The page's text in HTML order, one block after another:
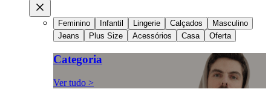
Feminino Infantil Lingerie Calçados
Masculino
Jeans
Plus Size Acessórios Casa Oferta
Categoria
Ver tudo >